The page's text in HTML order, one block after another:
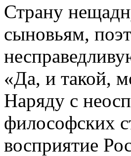
Страну
сыновьям,
«Да, и такой,
Наряду с
философских
восприятие